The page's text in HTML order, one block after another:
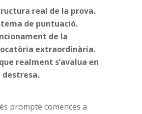
real de la prova.
de puntuació.
de la
extraordinària.
realment s’avalua en
destresa.
prompte comences a